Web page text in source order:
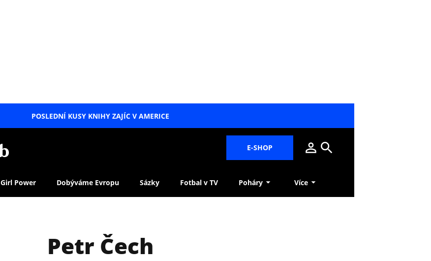
POSLEDNÍ KUSY KNIHY ZAJÍC V AMERICE
E-SHOP
Girl Power Dobýváme Evropu Sázky Fotbal v TV Poháry Více
Petr Čech